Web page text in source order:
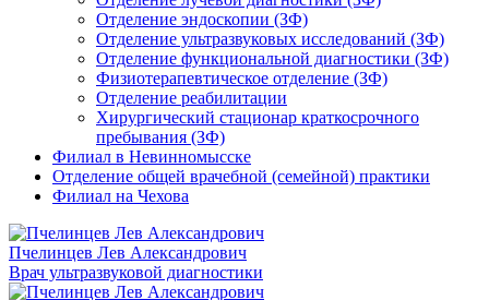
Отделение эндоскопии (ЗФ)
Отделение ультразвуковых исследований (ЗФ)
Отделение функциональной диагностики (ЗФ)
Физиотерапевтическое отделение (ЗФ)
Отделение реабилитации
Хирургический стационар краткосрочного
пребывания (ЗФ)
Филиал в Невинномысске
Отделение общей врачебной (семейной) практики
Филиал на Чехова
Пчелинцев Лев Александрович
Врач ультразвуковой диагностики